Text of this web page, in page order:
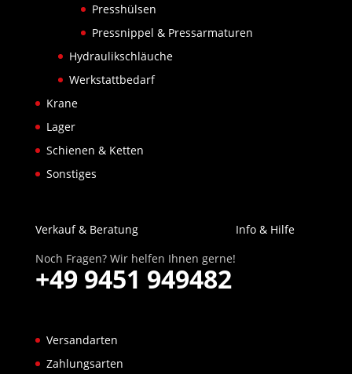
Presshülsen
Pressnippel & Pressarmaturen
Hydraulikschläuche
Werkstattbedarf
Krane
Lager
Schienen & Ketten
Sonstiges
Verkauf & Beratung
Noch Fragen? Wir helfen Ihnen gerne!
+49 9451 949482
Info & Hilfe
Versandarten
Zahlungsarten